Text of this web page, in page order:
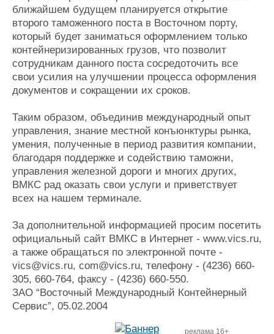
ближайшем будущем планируется открытие
второго таможенного поста в Восточном порту,
который будет заниматься оформлением только
контейнеризированных грузов, что позволит
сотрудникам данного поста сосредоточить все
свои усилия на улучшении процесса оформления
документов и сокращении их сроков.
Таким образом, объединив международный опыт
управления, знание местной конъюнктуры рынка,
умения, полученные в период развития компании,
благодаря поддержке и содействию таможни,
управления железной дороги и многих других,
ВМКС рад оказать свои услуги и приветствует
всех на нашем терминале.
За дополнительной информацией просим посетить
официальный сайт ВМКС в Интернет - www.vics.ru,
а также обращаться по электронной почте -
vics@vics.ru, com@vics.ru, телефону - (4236) 660-
305, 660-764, факсу - (4236) 660-550.
ЗАО “Восточный Международный Контейнерный
Сервис”, 05.02.2004
реклама 16+